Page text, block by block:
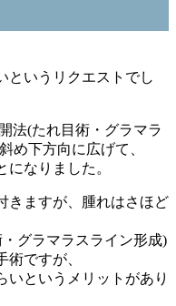
というリクエストでし
法(たれ目術・グラマラ
め下方向に広げて、
なりました。
きますが、腫れはさほど
グラマラスライン形成)
ですが、
いというメリットがあり